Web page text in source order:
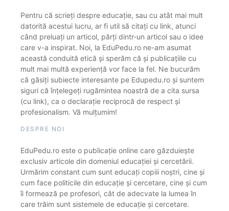
Pentru că scrieți despre educație, sau cu atât mai mult
datorită acestui lucru, ar fi util să citați cu link, atunci
când preluați un articol, părți dintr-un articol sau o idee
care v-a inspirat. Noi, la EduPedu.ro ne-am asumat
această conduită etică și sperăm că și publicațiile cu
mult mai multă experiență vor face la fel. Ne bucurăm
că găsiți subiecte interesante pe Edupedu.ro și suntem
siguri că înțelegeți rugămintea noastră de a cita sursa
(cu link), ca o declarație reciprocă de respect și
profesionalism. Vă mulțumim!
DESPRE NOI
EduPedu.ro este o publicație online care găzduiește
exclusiv articole din domeniul educației și cercetării.
Urmărim constant cum sunt educați copiii noștri, cine și
cum face politicile din educație și cercetare, cine și cum
îi formează pe profesori, cât de adecvate la lumea în
care trăim sunt sistemele de educație și cercetare.